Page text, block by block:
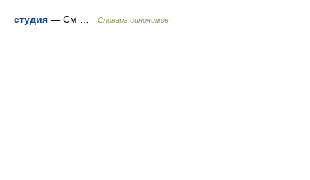
студия — См … Словарь синонимов